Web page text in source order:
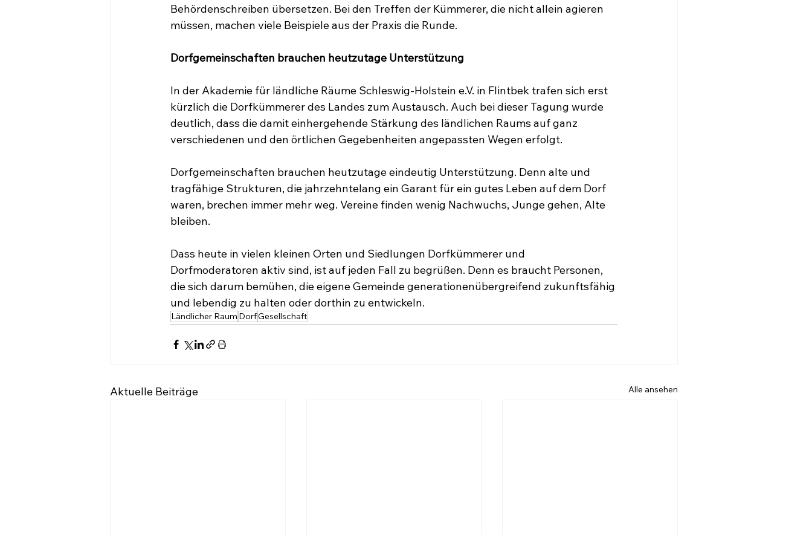
Behördenschreiben übersetzen. Bei den Treffen der Kümmerer, die nicht allein agieren
müssen, machen viele Beispiele aus der Praxis die Runde.
Dorfgemeinschaften brauchen heutzutage Unterstützung
In der Akademie für ländliche Räume Schleswig-Holstein e.V. in Flintbek trafen sich erst
kürzlich die Dorfkümmerer des Landes zum Austausch. Auch bei dieser Tagung wurde
deutlich, dass die damit einhergehende Stärkung des ländlichen Raums auf ganz
verschiedenen und den örtlichen Gegebenheiten angepassten Wegen erfolgt.
Dorfgemeinschaften brauchen heutzutage eindeutig Unterstützung. Denn alte und
tragfähige Strukturen, die jahrzehntelang ein Garant für ein gutes Leben auf dem Dorf
waren, brechen immer mehr weg. Vereine finden wenig Nachwuchs, Junge gehen, Alte
bleiben.
Dass heute in vielen kleinen Orten und Siedlungen Dorfkümmerer und
Dorfmoderatoren aktiv sind, ist auf jeden Fall zu begrüßen. Denn es braucht Personen,
die sich darum bemühen, die eigene Gemeinde generationenübergreifend zukunftsfähig
und lebendig zu halten oder dorthin zu entwickeln.
Ländlicher Raum DorfGesellschaft
Aktuelle Beiträge Alle ansehen